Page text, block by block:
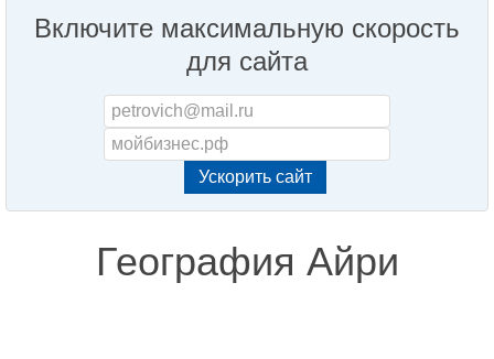
Включите максимальную скорость
для сайта
География Айри